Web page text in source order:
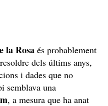
la Rosa és probablement
dels últims anys,
i dades que no
semblava una
, a mesura que ha anat